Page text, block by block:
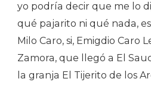
yo podría decir que me lo
qué pajarito ni qué nada,
Milo Caro, si, Emigdio Caro
Zamora, que llegó a El
la granja El Tijerito de los